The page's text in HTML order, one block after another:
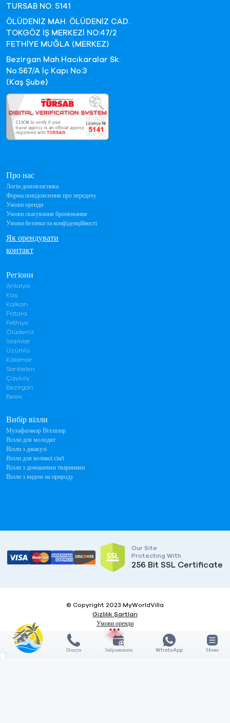
Вибір вілли
Мухафазакар Віллалар
Вілли для молодят
Вілли з джакузі
Вілли для великої сім'ї
Вілли з домашніми тваринами
Вілли з видом на природу
Регіони
Antalya
Kaş
Kalkan
Patara
Fethiye
Ölüdeniz
İslamlar
Üzümlü
Kalamar
Sarıbelen
Çayköy
Bezirgan
Belek
Про нас
Логін домовласника
Форма повідомлення про передачу
Умови оренди
Умови скасування бронювання
Умови безпеки та конфіденційності
Як орендувати
контакт
TURSAB NO: 5141
ÖLÜDENİZ MAH. ÖLÜDENİZ CAD.
TOKGÖZ İŞ MERKEZİ NO:47/2
FETHİYE MUĞLA (MERKEZ)
Bezirgan Mah.Hacıkaralar Sk.
No:567/A İç Kapı No:3
(Kaş Şube)
Our Site
Protecting With
256 Bit SSL Certificate
© Copyright 2023 MyWorldVilla
Gizlilik Şartları
Умови оренди
Пошук Забронювати WhatsApp Меню